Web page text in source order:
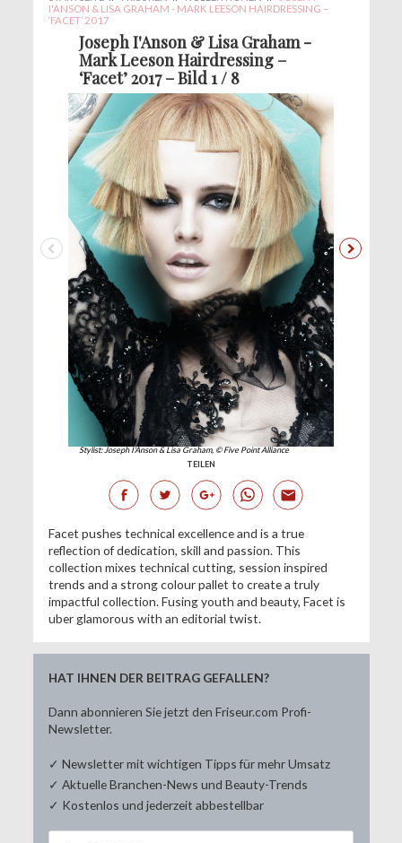
I'ANSON & LISA GRAHAM - MARK LEESON HAIRDRESSING –
‘FACET’ 2017
Joseph I'Anson & Lisa Graham -
Mark Leeson Hairdressing –
‘Facet’ 2017 – Bild 1 / 8
Stylist: Joseph I'Anson & Lisa Graham, © Five Point Alliance
TEILEN
Facet pushes technical excellence and is a true
reflection of dedication, skill and passion. This
collection mixes technical cutting, session inspired
trends and a strong colour pallet to create a truly
impactful collection. Fusing youth and beauty, Facet is
uber glamorous with an editorial twist.
HAT IHNEN DER BEITRAG GEFALLEN?
Dann abonnieren Sie jetzt den Friseur.com Profi-
Newsletter.
✓ Newsletter mit wichtigen Tipps für mehr Umsatz
✓ Aktuelle Branchen-News und Beauty-Trends
✓ Kostenlos und jederzeit abbestellbar